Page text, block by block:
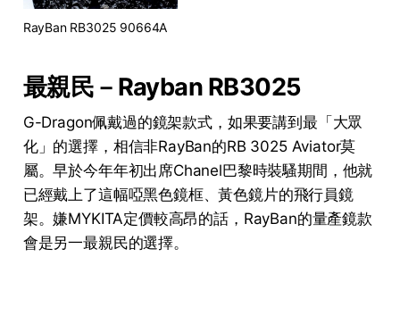
RayBan RB3025 90664A
最親民－Rayban RB3025
G-Dragon佩戴過的鏡架款式，如果要講到最「大眾
化」的選擇，相信非RayBan的RB 3025 Aviator莫
屬。早於今年年初出席Chanel巴黎時裝騷期間，他就
已經戴上了這幅啞黑色鏡框、黃色鏡片的飛行員鏡
架。嫌MYKITA定價較高昂的話，RayBan的量產鏡款
會是另一最親民的選擇。